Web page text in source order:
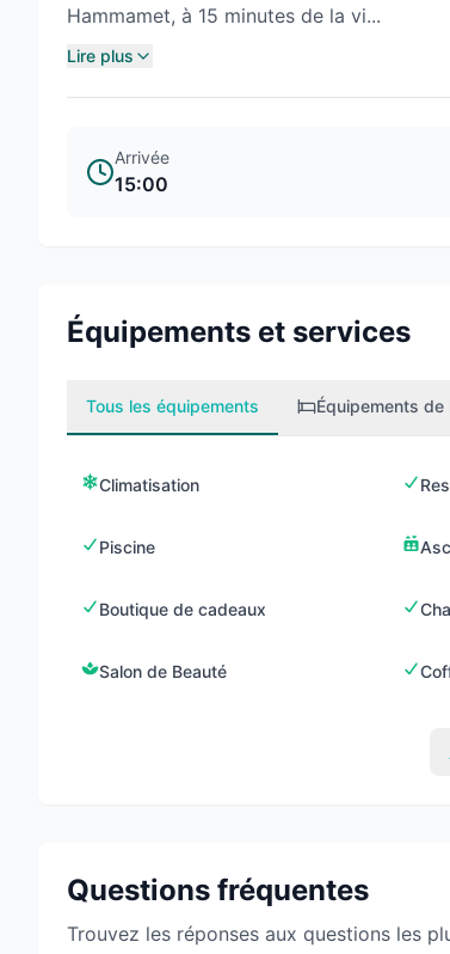
Hammamet, à 15 minutes de la vi...
Lire plus
Arrivée
15:00
Équipements et services
Tous les équipements Équipements de
Climatisation
Piscine
Boutique de cadeaux
Salon de Beauté
Questions fréquentes
Trouvez les réponses aux questions les